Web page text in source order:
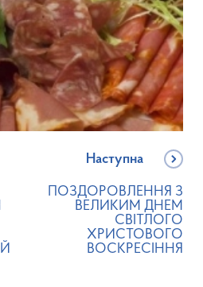
Наступна
ПОЗДОРОВЛЕННЯ З
ВЕЛИКИМ ДНЕМ
СВІТЛОГО
ХРИСТОВОГО
ВОСКРЕСІННЯ